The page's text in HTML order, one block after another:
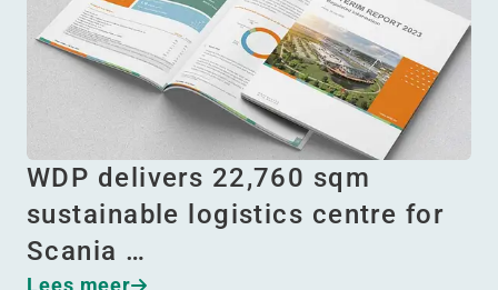
WDP delivers 22,760 sqm
sustainable logistics centre for
Scania …
Lees meer